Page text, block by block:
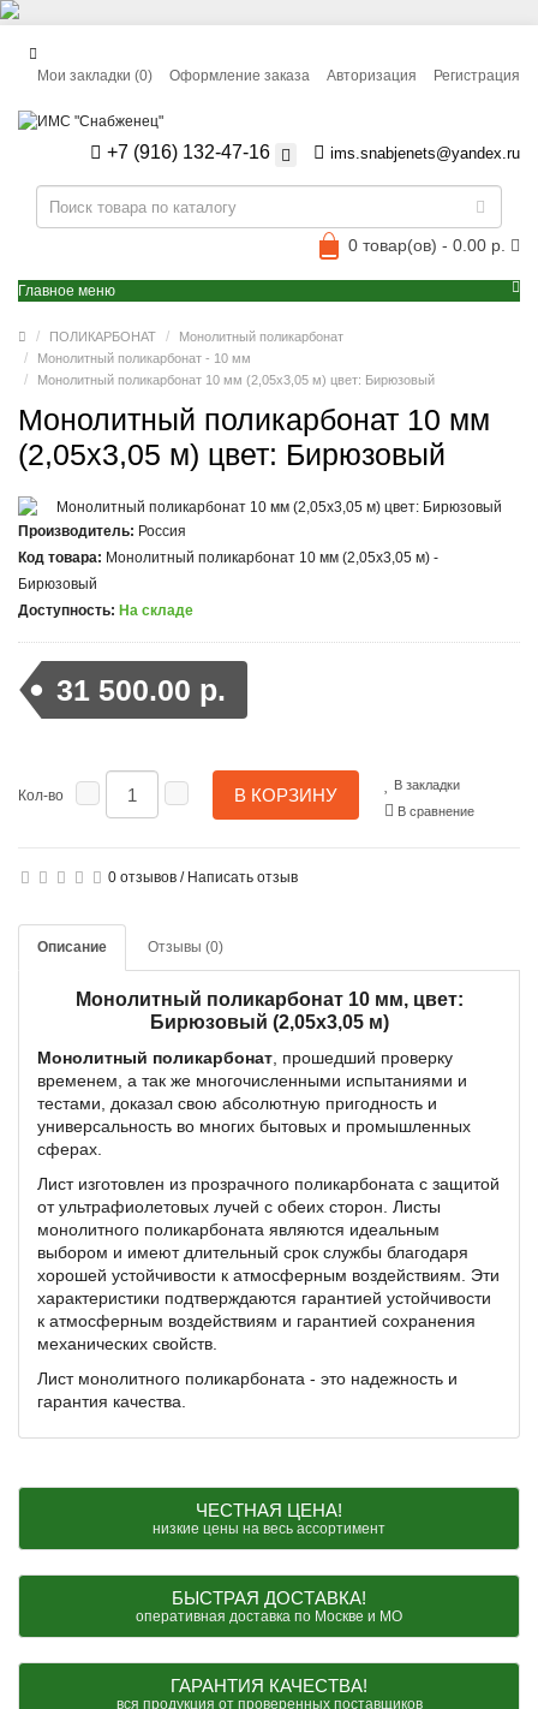
Авторизация Регистрация
Мои закладки (0) Оформление заказа
+7 (916) 132-47-16 ims.snabjenets@yandex.ru
0 товар(ов) - 0.00 р.
Главное меню
ПОЛИКАРБОНАТ
Монолитный поликарбонат
Монолитный поликарбонат - 10 мм
Монолитный поликарбонат 10 мм (2,05x3,05 м) цвет: Бирюзовый
Монолитный поликарбонат 10 мм
(2,05x3,05 м) цвет: Бирюзовый
Производитель: Россия
Код товара: Монолитный поликарбонат 10 мм (2,05x3,05 м) -
Бирюзовый
Доступность: На складе
31 500.00 р.
Кол-во В КОРЗИНУ
В закладки
В сравнение
0 отзывов / Написать отзыв
Описание Отзывы (0)
Монолитный поликарбонат 10 мм, цвет:
Бирюзовый (2,05x3,05 м)
Монолитный поликарбонат , прошедший проверку
временем, а так же многочисленными испытаниями и
тестами, доказал свою абсолютную пригодность и
универсальность во многих бытовых и промышленных
сферах.
Лист изготовлен из прозрачного поликарбоната с защитой
от ультрафиолетовых лучей с обеих сторон. Листы
монолитного поликарбоната являются идеальным
выбором и имеют длительный срок службы благодаря
хорошей устойчивости к атмосферным воздействиям. Эти
характеристики подтверждаются гарантией устойчивости
к атмосферным воздействиям и гарантией сохранения
механических свойств.
Лист монолитного поликарбоната - это надежность и
гарантия качества.
ЧЕСТНАЯ ЦЕНА!
низкие цены на весь ассортимент
БЫСТРАЯ ДОСТАВКА!
оперативная доставка по Москве и МО
ГАРАНТИЯ КАЧЕСТВА!
вся продукция от проверенных поставщиков